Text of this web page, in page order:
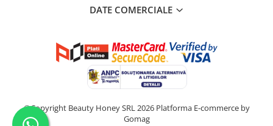
DATE COMERCIALE
©Copyright Beauty Honey SRL 2026 Platforma E-commerce by
Gomag